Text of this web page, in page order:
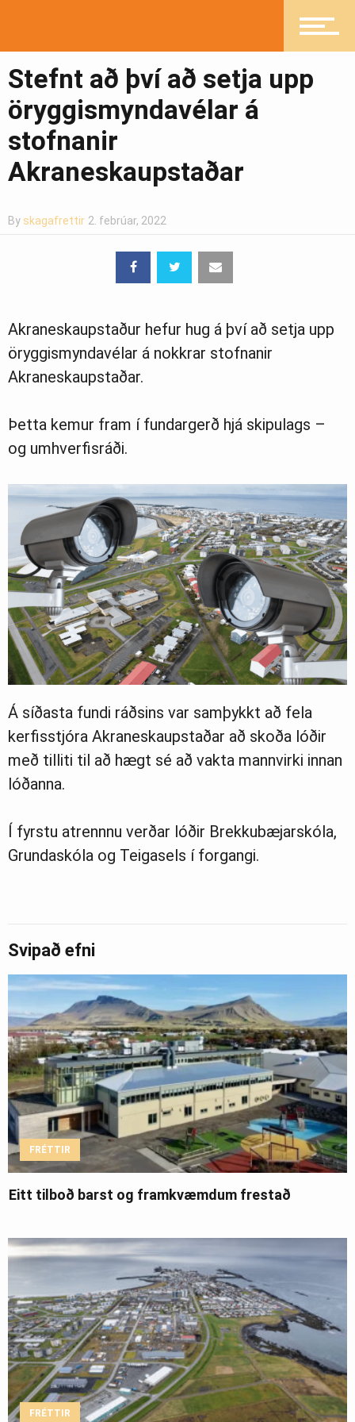
Íþróttir
Mannlíf
Heilsueflandi samfélag
Greinasafn
Ljósmyndasafn
Stefnt að því að setja upp
öryggismyndavélar á
stofnanir
Akraneskaupstaðar
By skagafrettir 2. febrúar, 2022
Akraneskaupstaður hefur hug á því að setja upp
öryggismyndavélar á nokkrar stofnanir
Akraneskaupstaðar.
Þetta kemur fram í fundargerð hjá skipulags –
og umhverfisráði.
Á síðasta fundi ráðsins var samþykkt að fela
kerfisstjóra Akraneskaupstaðar að skoða lóðir
með tilliti til að hægt sé að vakta mannvirki innan
lóðanna.
Í fyrstu atrennnu verðar lóðir Brekkubæjarskóla,
Grundaskóla og Teigasels í forgangi.
Svipað efni
FRÉTTIR
Eitt tilboð barst og framkvæmdum frestað
FRÉTTIR